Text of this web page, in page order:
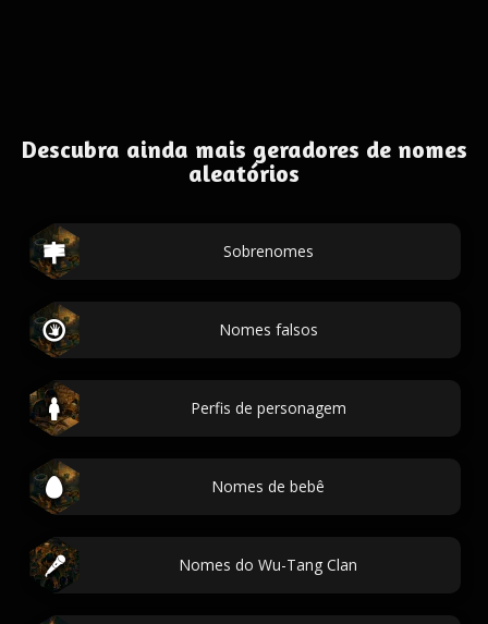
Descubra ainda mais geradores de nomes
aleatórios
Sobrenomes
Nomes falsos
Perfis de personagem
Nomes de bebê
Nomes do Wu-Tang Clan